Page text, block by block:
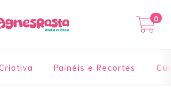
0
Painéis e Recortes